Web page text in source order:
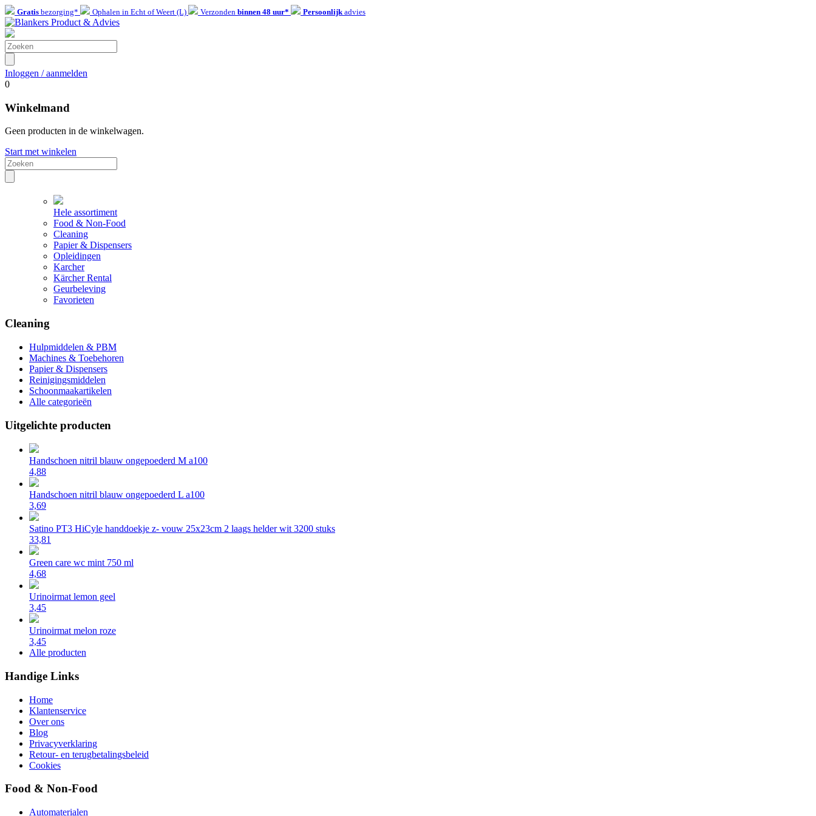
Gratis bezorging* Ophalen in Echt of Weert (L) Verzonden binnen 48 uur* Persoonlijkadvies
Inloggen / aanmelden
0
Winkelmand
Geen producten in de winkelwagen.
Start met winkelen
Hele assortiment
Food & Non-Food
Cleaning
Papier & Dispensers
Opleidingen
Karcher
Kärcher Rental
Geurbeleving
Favorieten
Cleaning
Hulpmiddelen & PBM
Machines & Toebehoren
Papier & Dispensers
Reinigingsmiddelen
Schoonmaakartikelen
Alle categorieën
Uitgelichte producten
Handschoen nitril blauw ongepoederd M a100
4,88
Handschoen nitril blauw ongepoederd L a100
3,69
Satino PT3 HiCyle handdoekje z- vouw 25x23cm 2 laags helder wit 3200 stuks
33,81
Green care wc mint 750 ml
4,68
Urinoirmat lemon geel
3,45
Urinoirmat melon roze
3,45
Alle producten
Handige Links
Home
Klantenservice
Over ons
Blog
Privacyverklaring
Retour- en terugbetalingsbeleid
Cookies
Food & Non-Food
Automaterialen